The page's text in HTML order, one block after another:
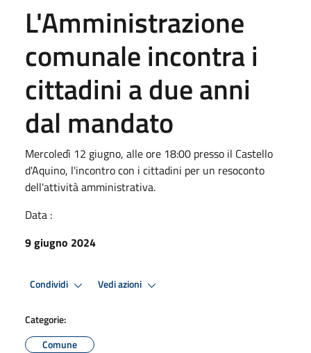
L'Amministrazione
comunale incontra i
cittadini a due anni
dal mandato
Mercoledì 12 giugno, alle ore 18:00 presso il Castello
d'Aquino, l'incontro con i cittadini per un resoconto
dell'attività amministrativa.
Data :
9 giugno 2024
Condividi Vedi azioni
Categorie:
Comune